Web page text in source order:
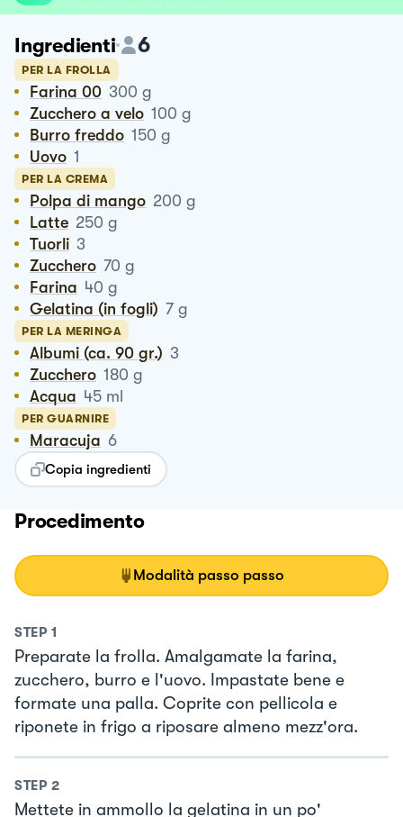
Ingredienti 6
PER LA FROLLA
Farina 00 300 g
Zucchero a velo 100 g
Burro freddo 150 g
Uovo 1
PER LA CREMA
Polpa di mango 200 g
Latte 250 g
Tuorli 3
Zucchero 70 g
Farina 40 g
Gelatina (in fogli) 7 g
PER LA MERINGA
Albumi (ca. 90 gr.) 3
Zucchero 180 g
Acqua 45 ml
PER GUARNIRE
Maracuja 6
Copia ingredienti
Procedimento
Modalità passo passo
STEP 1
Preparate la frolla. Amalgamate la farina,
zucchero, burro e l'uovo. Impastate bene e
formate una palla. Coprite con pellicola e
riponete in frigo a riposare almeno mezz'ora.
STEP 2
Mettete in ammollo la gelatina in un po'